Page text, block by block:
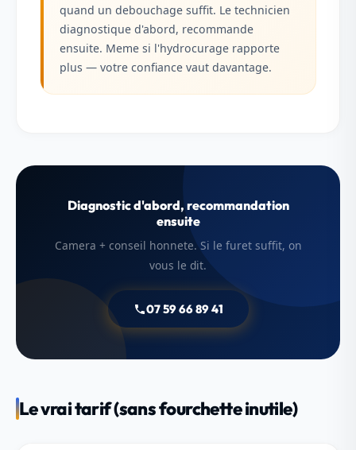
quand un debouchage suffit. Le technicien
diagnostique d'abord, recommande
ensuite. Meme si l'hydrocurage rapporte
plus — votre confiance vaut davantage.
Diagnostic d'abord, recommandation
ensuite
Camera + conseil honnete. Si le furet suffit, on
vous le dit.
07 59 66 89 41
Le vrai tarif (sans fourchette inutile)